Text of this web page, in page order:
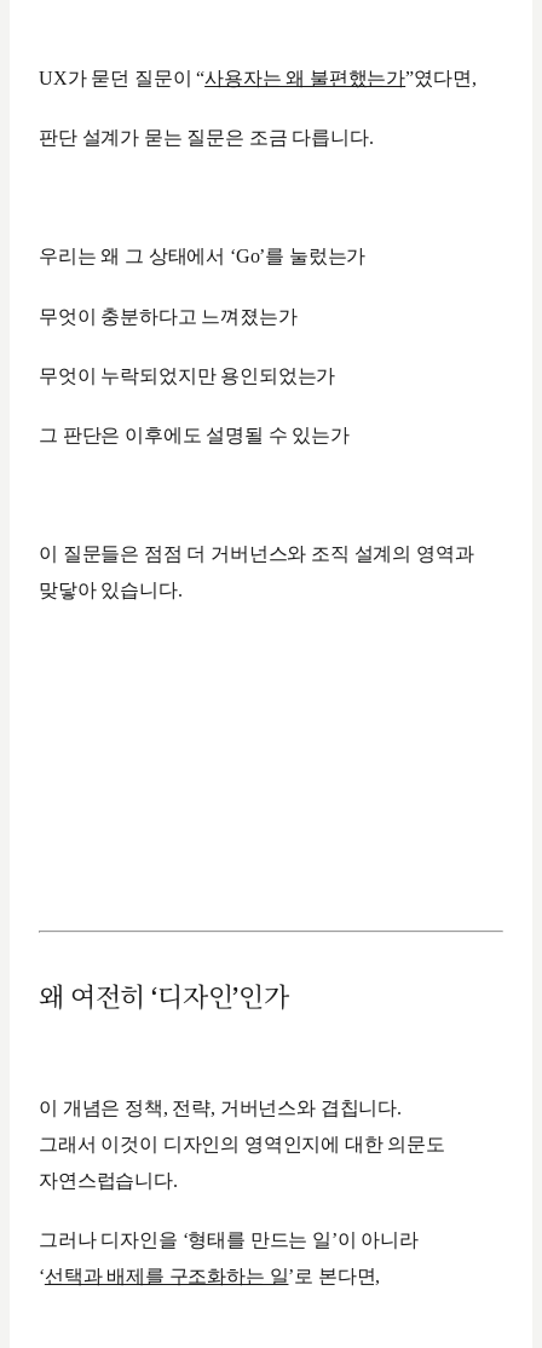
UX가 묻던 질문이 “사용자는 왜 불편했는가”였다면,
판단 설계가 묻는 질문은 조금 다릅니다.
우리는 왜 그 상태에서 ‘Go’를 눌렀는가
무엇이 충분하다고 느껴졌는가
무엇이 누락되었지만 용인되었는가
그 판단은 이후에도 설명될 수 있는가
이 질문들은 점점 더 거버넌스와 조직 설계의 영역과
맞닿아 있습니다.
왜 여전히 ‘디자인’인가
이 개념은 정책, 전략, 거버넌스와 겹칩니다.
그래서 이것이 디자인의 영역인지에 대한 의문도
자연스럽습니다.
그러나 디자인을 ‘형태를 만드는 일’이 아니라
‘선택과 배제를 구조화하는 일’로 본다면,